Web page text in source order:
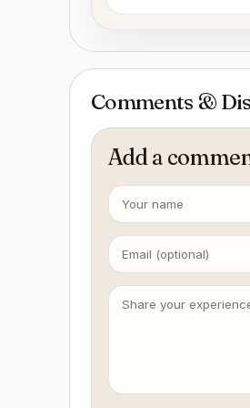
项目榜单
📈 GitHub 今日热门
1. facebook/react
React 库
2. vercel/next.js
Next.js 框架
3. langchain-ai/
LLM 应用框架
Comments &
Add a